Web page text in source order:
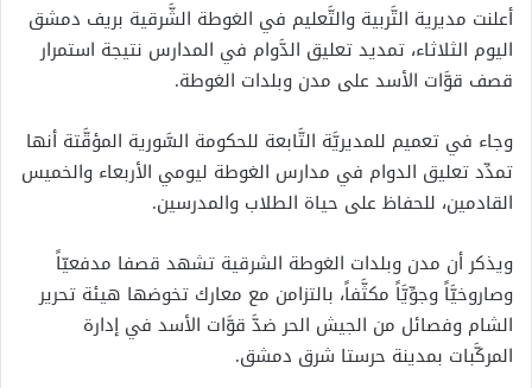
أعلنت مديرية التَّربية والتَّعليم في الغوطة الشَّرقية بريف دمشق
اليوم الثلاثاء، تمديد تعليق الدَّوام في المدارس نتيجة استمرار
قصف قوَّات الأسد على مدن وبلدات الغوطة.
وجاء في تعميم للمديريَّة التَّابعة للحكومة السَّورية المؤقَّتة أنها
تمدِّد تعليق الدوام في مدارس الغوطة ليومي الأربعاء والخميس
القادمين، للحفاظ على حياة الطلاب والمدرسين.
ويذكر أن مدن وبلدات الغوطة الشرقية تشهد قصفا مدفعيّاً
وصاروخيَّاً وجوِّيَّاً مكثَّفاً، بالتزامن مع معارك تخوضها هيئة تحرير
الشام وفصائل من الجيش الحر ضدَّ قوَّات الأسد في إدارة
المركَّبات بمدينة حرستا شرق دمشق.